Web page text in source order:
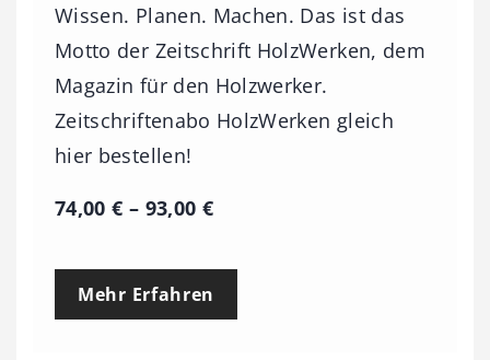
Wissen. Planen. Machen. Das ist das
Motto der Zeitschrift HolzWerken, dem
Magazin für den Holzwerker.
Zeitschriftenabo HolzWerken gleich
hier bestellen!
74,00€ – 93,00 €P
e
Mehr Erfahren